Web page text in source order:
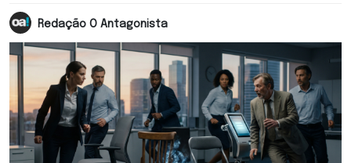
Redação O Antagonista